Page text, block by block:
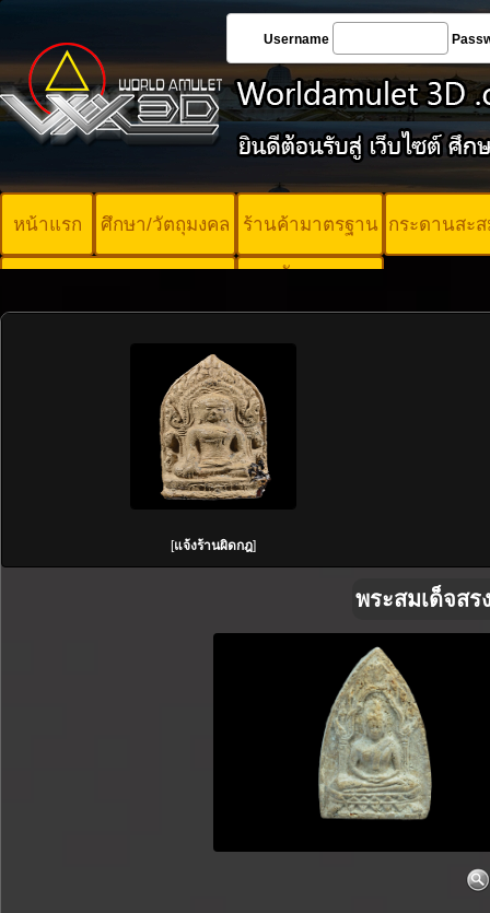
Username
หน้าแรก ศึกษา/วัตถุมงคล ร้านค้ามาตรฐาน กระดานสะ
บัตรพระ
[แจ้งร้านผิดกฎ]
พระสมเด็จส